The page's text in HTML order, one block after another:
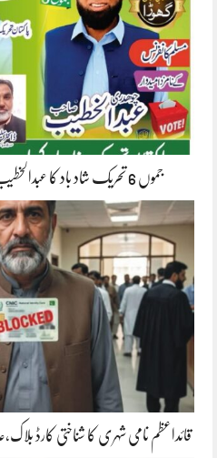
جموں 6 تحریک شاد باد کا عبدالخطیب چودھری کی حمایت کا اعلان
قائداعظم نامی شہری کا شناختی کارڈ